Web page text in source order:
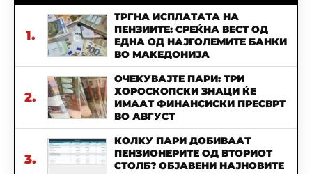
1.
ТРГНА ИСПЛАТАТА НА
ПЕНЗИИТЕ: СРЕЌНА ВЕСТ ОД
ЕДНА ОД НАЈГОЛЕМИТЕ БАНКИ
ВО МАКЕДОНИЈА
2.
ОЧЕКУВАЈТЕ ПАРИ: ТРИ
ХОРОСКОПСКИ ЗНАЦИ ЌЕ
ИМААТ ФИНАНСИСКИ ПРЕСВРТ
ВО АВГУСТ
3.
КОЛКУ ПАРИ ДОБИВААТ
ПЕНЗИОНЕРИТЕ ОД ВТОРИОТ
СТОЛБ? ОБЈАВЕНИ НАЈНОВИТЕ